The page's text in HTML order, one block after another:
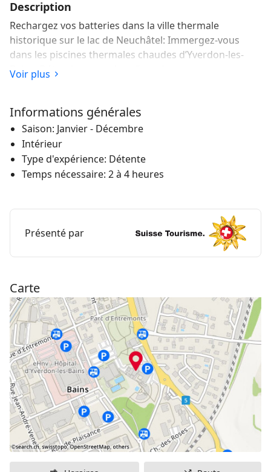
Description
Rechargez vos batteries dans la ville thermale
historique sur le lac de Neuchâtel: Immergez-vous
dans les piscines thermales chaudes d’Yverdon-les-
Bains. Détendez-vous dans l’eau de source en
régénération, qui jaillit naturellement de la terre ici à
Le сentre Thermal Yverdon-les-Bains d’un
coup d’œil
La source chaude d’Yverdon était déjà connue des
Romains. Le centre thermal est situé dans un vaste
entre 28 et 35 degrés possèdent des cascades, des
jacuzzis et des jets de massage. Le complexe
restaurants.
Voir plus
Informations générales
Saison: Janvier - Décembre
Intérieur
Type d'expérience: Détente
Temps nécessaire: 2 à 4 heures
Présenté par
Carte